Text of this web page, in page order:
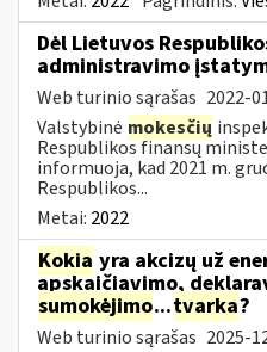
Dėl Lietuvos
administravimo
Web turinio sąrašas 2022-
Valstybinė mokesčių
Respublikos finansų
informuoja, kad 2021 m.
Respublikos...
Metai: 2022
Kokia yra akcizų už
apskaičiavimo,
sumokėjimo...tvarka?
Web turinio sąrašas 2025-